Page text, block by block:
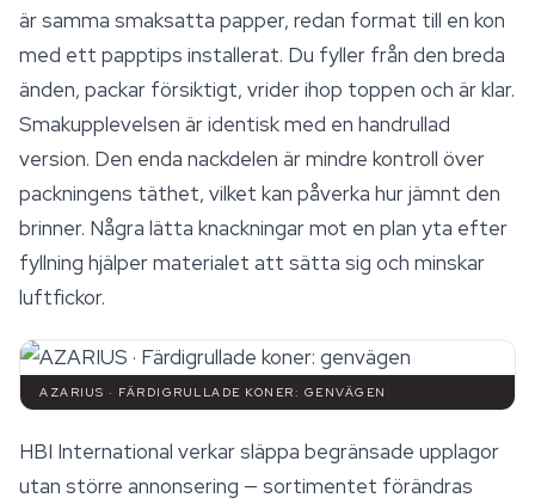
är samma smaksatta papper, redan format till en kon
med ett papptips installerat. Du fyller från den breda
änden, packar försiktigt, vrider ihop toppen och är klar.
Smakupplevelsen är identisk med en handrullad
version. Den enda nackdelen är mindre kontroll över
packningens täthet, vilket kan påverka hur jämnt den
brinner. Några lätta knackningar mot en plan yta efter
fyllning hjälper materialet att sätta sig och minskar
luftfickor.
AZARIUS · FÄRDIGRULLADE KONER: GENVÄGEN
HBI International verkar släppa begränsade upplagor
utan större annonsering — sortimentet förändras